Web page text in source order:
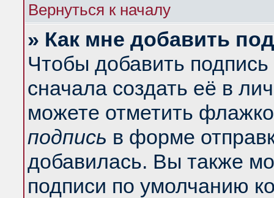
Вернуться к началу
» Как мне добавить
Чтобы добавить
сначала создать её в
можете отметить
подпись в форме
добавилась. Вы также
подписи по умолчанию